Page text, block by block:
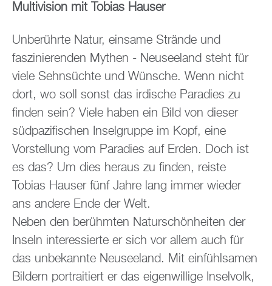
Multivision mit Tobias Hauser
Unberührte Natur, einsame Strände und
faszinierenden Mythen - Neuseeland steht für
viele Sehnsüchte und Wünsche. Wenn nicht
dort, wo soll sonst das irdische Paradies zu
finden sein? Viele haben ein Bild von dieser
südpazifischen Inselgruppe im Kopf, eine
Vorstellung vom Paradies auf Erden. Doch ist
es das? Um dies heraus zu finden, reiste
Tobias Hauser fünf Jahre lang immer wieder
ans andere Ende der Welt.
Neben den berühmten Naturschönheiten der
Inseln interessierte er sich vor allem auch für
das unbekannte Neuseeland. Mit einfühlsamen
Bildern portraitiert er das eigenwillige Inselvolk,